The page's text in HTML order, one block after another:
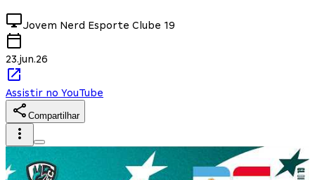
Jovem Nerd Esporte Clube 19
23.jun.26
Assistir no YouTube
Compartilhar